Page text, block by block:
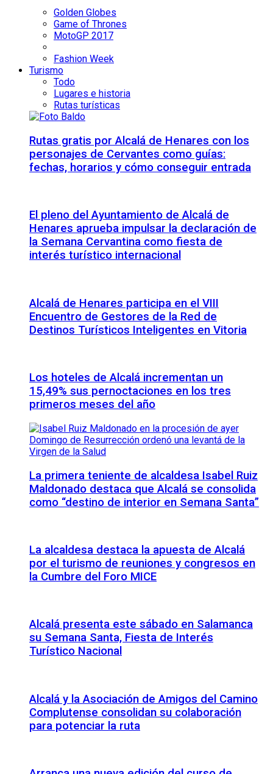
Golden Globes
Game of Thrones
MotoGP 2017
Fashion Week
Turismo
Todo
Lugares e historia
Rutas turísticas
Rutas gratis por Alcalá de Henares con los
personajes de Cervantes como guías:
fechas, horarios y cómo conseguir entrada
El pleno del Ayuntamiento de Alcalá de
Henares aprueba impulsar la declaración de
la Semana Cervantina como fiesta de
interés turístico internacional
Alcalá de Henares participa en el VIII
Encuentro de Gestores de la Red de
Destinos Turísticos Inteligentes en Vitoria
Los hoteles de Alcalá incrementan un
15,49% sus pernoctaciones en los tres
primeros meses del año
La primera teniente de alcaldesa Isabel Ruiz
Maldonado destaca que Alcalá se consolida
como “destino de interior en Semana Santa”
La alcaldesa destaca la apuesta de Alcalá
por el turismo de reuniones y congresos en
la Cumbre del Foro MICE
Alcalá presenta este sábado en Salamanca
su Semana Santa, Fiesta de Interés
Turístico Nacional
Alcalá y la Asociación de Amigos del Camino
Complutense consolidan su colaboración
para potenciar la ruta